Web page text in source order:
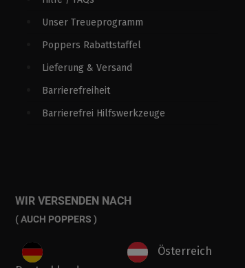
Unser Treueprogramm
Poppers Rabattstaffel
Lieferung & Versand
Barrierefreiheit
Barrierefrei Hilfswerkzeuge
WIR VERSENDEN NACH
( AUCH POPPERS )
Österreich